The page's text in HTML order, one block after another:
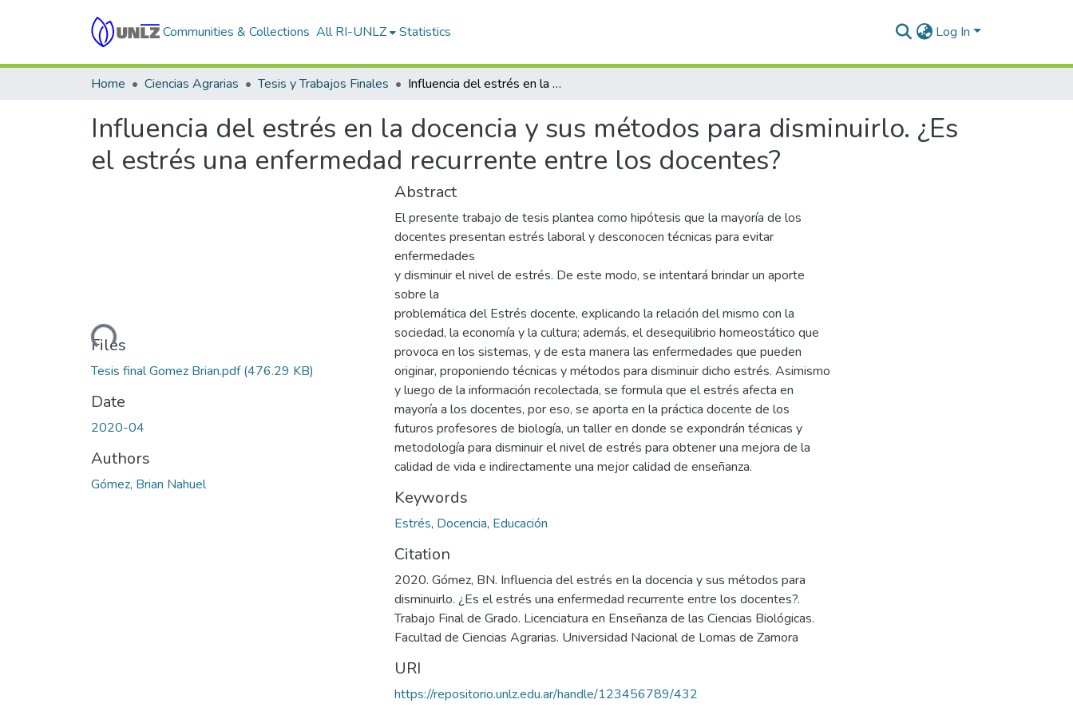
Communities & Collections All RI-UNLZ Statistics Log In
Home Ciencias Agrarias Tesis y Trabajos Finales Influencia del estrés en la docencia y sus métodos para disminuirlo. ¿Es el estrés una enfermedad recurrente entre los docentes?
Influencia del estrés en la docencia y sus métodos para disminuirlo. ¿Es
el estrés una enfermedad recurrente entre los docentes?
Loading...
Files
Tesis final Gomez Brian.pdf(476.29 KB)
Date
2020-04
Authors
Gómez, Brian Nahuel
Abstract
El presente trabajo de tesis plantea como hipótesis que la mayoría de los
docentes presentan estrés laboral y desconocen técnicas para evitar
enfermedades
y disminuir el nivel de estrés. De este modo, se intentará brindar un aporte
sobre la
problemática del Estrés docente, explicando la relación del mismo con la
sociedad, la economía y la cultura; además, el desequilibrio homeostático que
provoca en los sistemas, y de esta manera las enfermedades que pueden
originar, proponiendo técnicas y métodos para disminuir dicho estrés. Asimismo
y luego de la información recolectada, se formula que el estrés afecta en
mayoría a los docentes, por eso, se aporta en la práctica docente de los
futuros profesores de biología, un taller en donde se expondrán técnicas y
metodología para disminuir el nivel de estrés para obtener una mejora de la
calidad de vida e indirectamente una mejor calidad de enseñanza.
Keywords
Estrés, Docencia, Educación
Citation
2020. Gómez, BN. Influencia del estrés en la docencia y sus métodos para
disminuirlo. ¿Es el estrés una enfermedad recurrente entre los docentes?.
Trabajo Final de Grado. Licenciatura en Enseñanza de las Ciencias Biológicas.
Facultad de Ciencias Agrarias. Universidad Nacional de Lomas de Zamora
URI
https://repositorio.unlz.edu.ar/handle/123456789/432